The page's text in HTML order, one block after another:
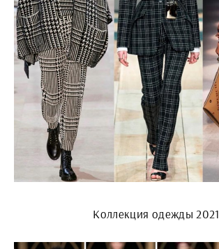
Коллекция одежды 2021